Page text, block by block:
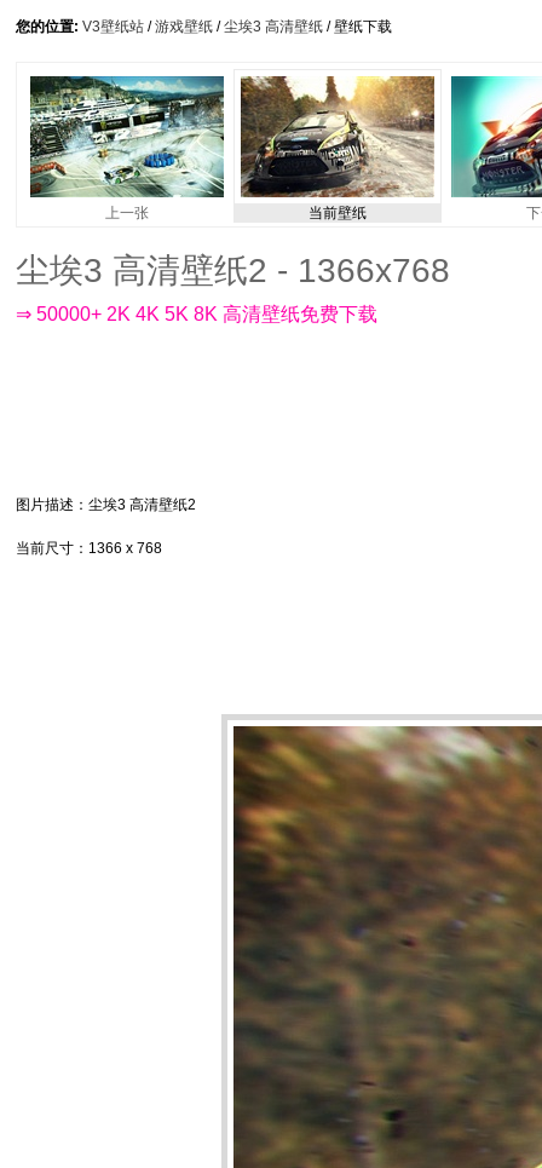
您的位置: V3壁纸站 /游戏壁纸 /尘埃3 高清壁纸 / 壁纸下载
上一张 当前壁纸
尘埃3 高清壁纸2 - 1366x768
⇒ 50000+ 2K 4K 5K 8K 高清壁纸免费下载
图片描述 ：尘埃3 高清壁纸2
当前尺寸 ：1366 x 768